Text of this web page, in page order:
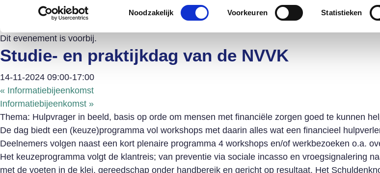
Toestemmingsselectie
Noodzakelijk Voorkeuren Statistieken
Dit evenement is voorbij.
Studie- en praktijkdag van de NVVK
14-11-2024 09:00-17:00
« Informatiebijeenkomst
Informatiebijeenkomst »
Thema: Hulpvrager in beeld, basis op orde om mensen met financiële zorgen goed te kunnen
De dag biedt een (keuze)programma vol workshops met daarin alles wat een financieel
Deelnemers volgen naast een kort plenaire programma 4 workshops en/of werkbezoeken o.a.
Het keuzeprogramma volgt de klantreis; van preventie via sociale incasso en vroegsignalering
met de voeten in de klei, gereedschap onder handbereik en gericht op resultaat. Het